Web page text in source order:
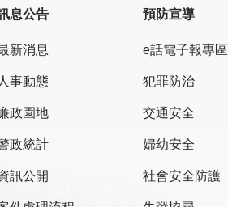
息公告
新消息
人事動態
政園地
政統計
訊公開
預防宣導
e話電子報專區
犯罪防治
交通安全
婦幼安全
社會安全防護